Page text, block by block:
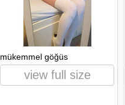
mükemmel göğüs
view full size